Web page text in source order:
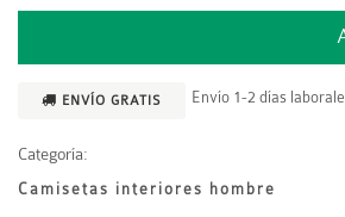
ENVÍO GRATIS Envío 1-2 días
Categoría:
Camisetas interiores hombre